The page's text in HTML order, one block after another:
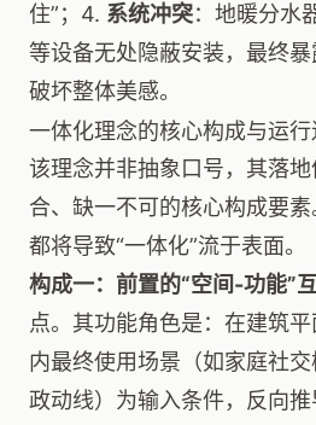
住”；4. 系统冲突：地暖分水
等设备无处隐蔽安装，最终暴
破坏整体美感。
一体化理念的核心构成与运
该理念并非抽象口号，其落
合、缺一不可的核心构成要素
都将导致“一体化”流于表面。
构成一：前置的“空间-功能”
点。其功能角色是：在建筑
内最终使用场景（如家庭社
政动线）为输入条件，反向